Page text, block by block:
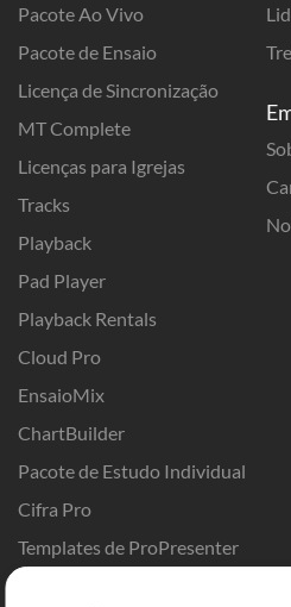
Pacote Ao Vivo
Pacote de Ensaio
Licença de Sincronização
MT Complete
Licenças para Igrejas
Tracks
Playback
Pad Player
Playback Rentals
Cloud Pro
EnsaioMix
ChartBuilder
Pacote de Estudo Individual
Cifra Pro
Templates de ProPresenter